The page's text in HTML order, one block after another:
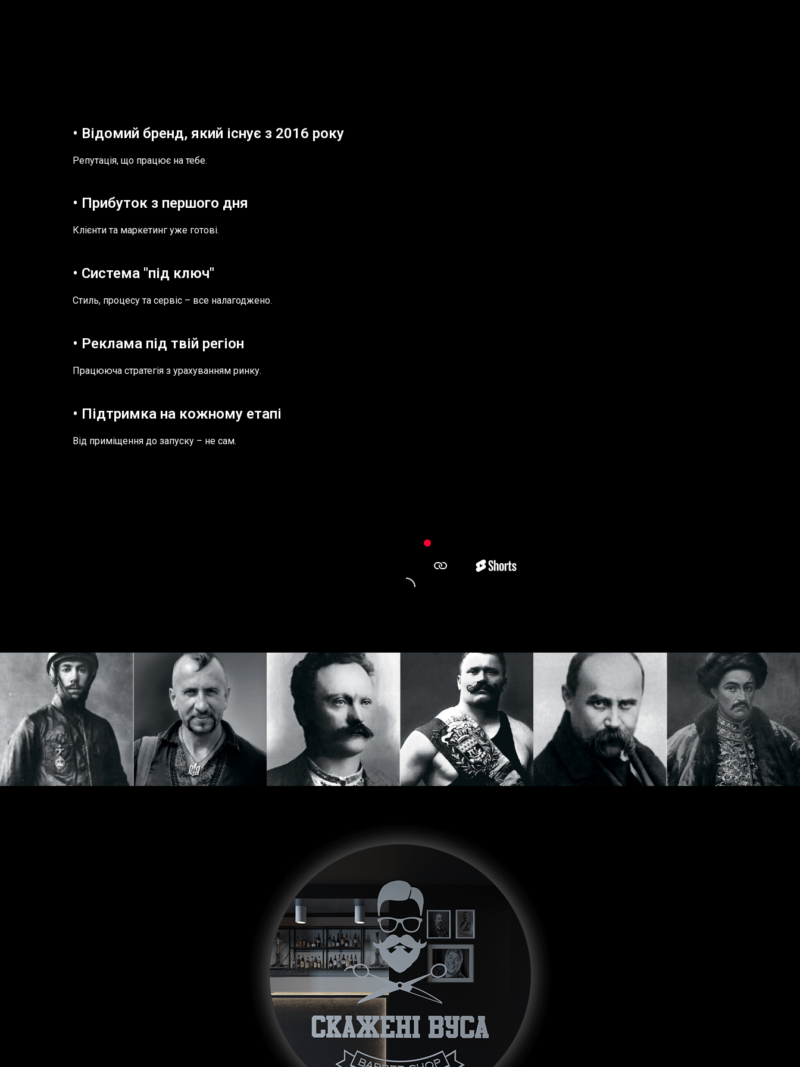
• Відомий бренд, який існує з 2016 року
Репутація, що працює на тебе.
• Прибуток з першого дня
Клієнти та маркетинг уже готові.
• Система "під ключ"
Стиль, процесу та сервіс – все налагоджено.
• Реклама під твій регіон
Працююча стратегія з урахуванням ринку.
• Підтримка на кожному етапі
Від приміщення до запуску – не сам.